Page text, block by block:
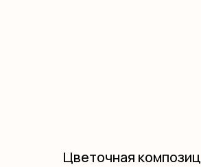
Цветочная